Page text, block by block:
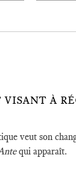
À
veut son
qui apparaît.